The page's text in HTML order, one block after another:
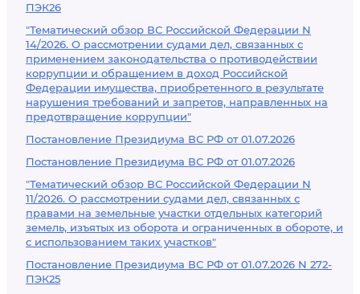
ПЭК26
"Тематический обзор ВС Российской Федерации N
14/2026. О рассмотрении судами дел, связанных с
применением законодательства о противодействии
коррупции и обращением в доход Российской
Федерации имущества, приобретенного в результате
нарушения требований и запретов, направленных на
предотвращение коррупции"
Постановление Президиума ВС РФ от 01.07.2026
Постановление Президиума ВС РФ от 01.07.2026
"Тематический обзор ВС Российской Федерации N
11/2026. О рассмотрении судами дел, связанных с
правами на земельные участки отдельных категорий
земель, изъятых из оборота и ограниченных в обороте, и
с использованием таких участков"
Постановление Президиума ВС РФ от 01.07.2026 N 272-
ПЭК25